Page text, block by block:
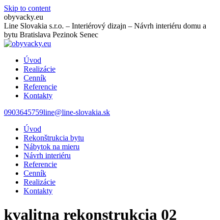
Skip to content
obyvacky.eu
Line Slovakia s.r.o. – Interiérový dizajn – Návrh interiéru domu a
bytu Bratislava Pezinok Senec
Úvod
Realizácie
Cenník
Referencie
Kontakty
0903645759line@line-slovakia.sk
Úvod
Rekonštrukcia bytu
Nábytok na mieru
Návrh interiéru
Referencie
Cenník
Realizácie
Kontakty
kvalitna rekonstrukcia 02